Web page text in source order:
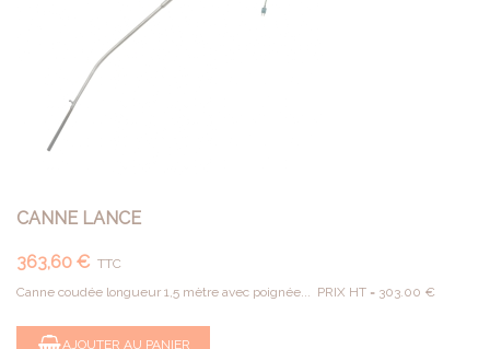
CANNE LANCE
363,60 € TTC
Canne coudée longueur 1,5 mètre avec poignée... PRIX HT = 303.00 €
AJOUTER AU PANIER